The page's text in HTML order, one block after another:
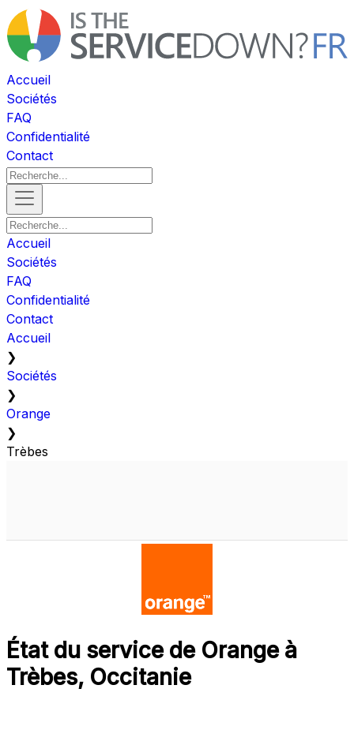
Accueil
Sociétés
FAQ
Confidentialité
Contact
Accueil
Sociétés
FAQ
Confidentialité
Contact
Accueil
❯
Sociétés
❯
Orange
❯
Trèbes
État du service de Orange à
Trèbes, Occitanie